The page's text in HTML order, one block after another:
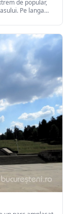
de popular,
Pe langa
aburi.